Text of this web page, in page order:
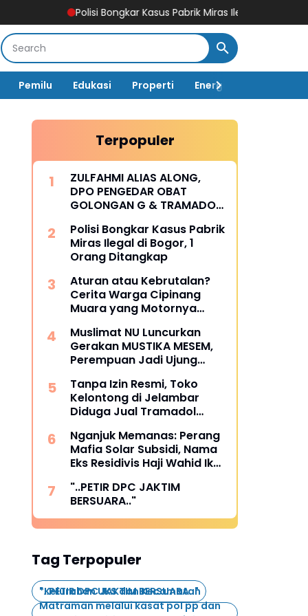
Polisi Bongkar Kasus Pabrik Miras Ilegal di Bogor, 1 Orang
Pemilu Edukasi Properti Energi
Terpopuler
ZULFAHMI ALIAS ALONG,
DPO PENGEDAR OBAT
GOLONGAN G & TRAMADOL
Polisi Bongkar Kasus Pabrik
Miras Ilegal di Bogor, 1
Orang Ditangkap
Aturan atau Kebrutalan?
Cerita Warga Cipinang
Muara yang Motornya
Hari
Muslimat NU Luncurkan
Gerakan MUSTIKA MESEM,
Perempuan Jadi Ujung
Kemiskinan Ekstrem
Tanpa Izin Resmi, Toko
Kelontong di Jelambar
Diduga Jual Tramadol
Nganjuk Memanas: Perang
Mafia Solar Subsidi, Nama
Eks Residivis Haji Wahid Ikut
"..PETIR DPC JAKTIM
BERSUARA.."
Tag Terpopuler
"..PETIR DPC JAKTIM BERSUARA.."
*Kelurahan UKS dan Kecamatan
Matraman melalui kasat pol pp dan